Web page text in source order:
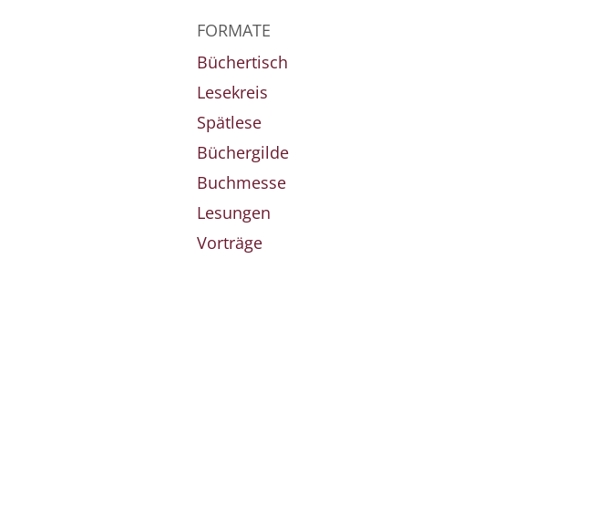
FORMATE
Büchertisch
Lesekreis
Spätlese
Büchergilde
Buchmesse
Lesungen
Vorträge